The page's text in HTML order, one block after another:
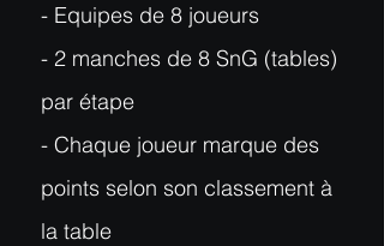
- Equipes de 8 joueurs
- 2 manches de 8 SnG (tables)
par étape
- Chaque joueur marque des
points selon son classement à
la table